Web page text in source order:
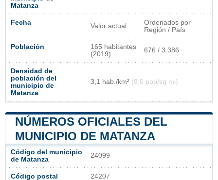
Matanza
Fecha Valor actual
Ordenados por
Región / País
Población
165 habitantes
(2019)
676 / 3 386
Densidad de
población del
municipio de
Matanza
3,1 hab./km² (8,0 pop/sq mi)
NÚMEROS OFICIALES DEL
MUNICIPIO DE MATANZA
Código del municipio
de Matanza
24099
Código postal 24207